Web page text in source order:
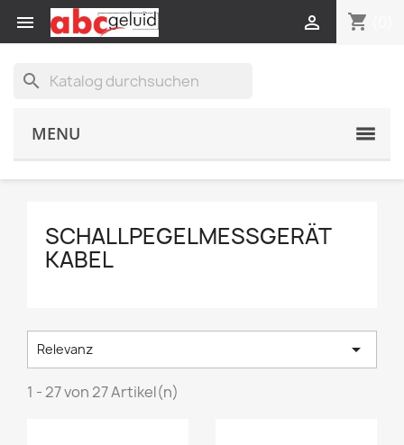
 shopping_cart

search
MENU
SCHALLPEGELMESSGERÄT
KABEL
Relevanz 
1 - 27 von 27 Artikel(n)